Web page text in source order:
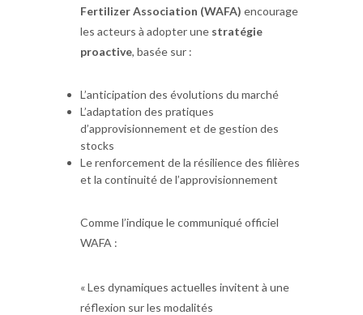
Fertilizer Association (WAFA) encourage
les acteurs à adopter une stratégie
proactive, basée sur :
L’anticipation des évolutions du marché
L’adaptation des pratiques
d’approvisionnement et de gestion des
stocks
Le renforcement de la résilience des filières
et la continuité de l’approvisionnement
Comme l’indique le communiqué officiel
WAFA :
« Les dynamiques actuelles invitent à une
réflexion sur les modalités